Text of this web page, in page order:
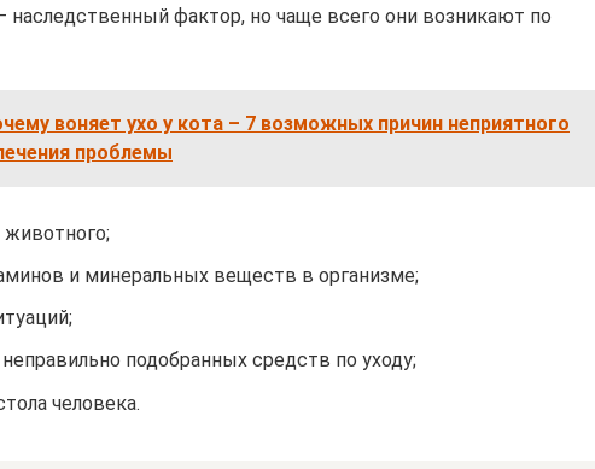
наследственный фактор, но чаще всего они возникают по
воняет ухо у кота – 7 возможных причин неприятного
проблемы
и минеральных веществ в организме;
неправильно подобранных средств по уходу;
человека.